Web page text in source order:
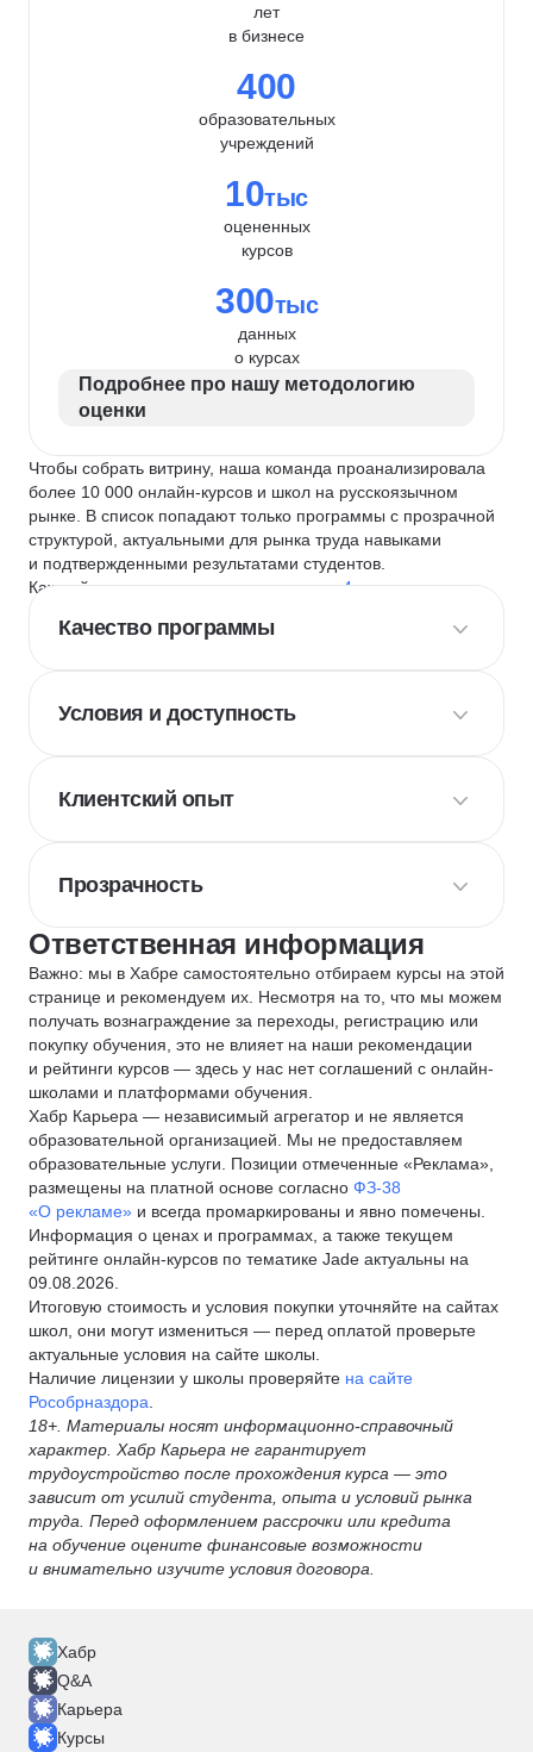
лет
в бизнесе
400
образовательных
учреждений
10тыс
оцененных
курсов
300тыс
данных
о курсах
Подробнее про нашу методологию
оценки
Чтобы собрать витрину, наша команда проанализировала
более 10 000 онлайн-курсов и школ на русскоязычном
рынке. В список попадают только программы с прозрачной
структурой, актуальными для рынка труда навыками
и подтвержденными результатами студентов.
Каждый курс и школу мы оцениваем по
4 критериям
Качество программы
Условия и доступность
Клиентский опыт
Прозрачность
Ответственная информация
Важно: мы в Хабре самостоятельно отбираем курсы на этой
странице и рекомендуем их. Несмотря на то, что мы можем
получать вознаграждение за переходы, регистрацию или
покупку обучения, это не влияет на наши рекомендации
и рейтинги курсов — здесь у нас нет соглашений с онлайн-
школами и платформами обучения.
Хабр Карьера — независимый агрегатор и не является
образовательной организацией. Мы не предоставляем
образовательные услуги. Позиции отмеченные «Реклама»,
размещены на платной основе согласно ФЗ-38
«О рекламе» и всегда промаркированы и явно помечены.
Информация о ценах и программах, а также текущем
рейтинге онлайн-курсов по тематике Jade актуальны на
09.08.2026.
Итоговую стоимость и условия покупки уточняйте на сайтах
школ, они могут измениться — перед оплатой проверьте
актуальные условия на сайте школы.
Наличие лицензии у школы проверяйте на сайте
Рособрназдора
18+. Материалы носят информационно-справочный
характер. Хабр Карьера не гарантирует
трудоустройство после прохождения курса — это
зависит от усилий студента, опыта и условий рынка
труда. Перед оформлением рассрочки или кредита
на обучение оцените финансовые возможности
и внимательно изучите условия договора.
Хабр
Q&A
Карьера
Курсы